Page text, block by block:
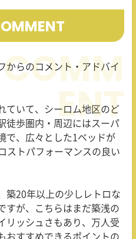
からのコメント・アドバイ
ていて、シーロム地区のど
徒歩圏内・周辺にはスーパ
で、広々とした1 ベッドが
ストパフォーマンスの良い
築20年以上の少しレトロな
すが、こちらはまだ築浅の
リッシュさもあり、万人受
おすすめできるポイントの